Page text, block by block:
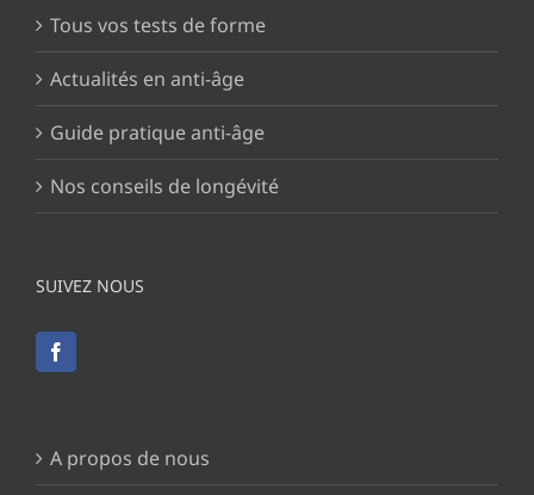
Tous vos tests de forme
Actualités en anti-âge
Guide pratique anti-âge
Nos conseils de longévité
SUIVEZ NOUS
A propos de nous